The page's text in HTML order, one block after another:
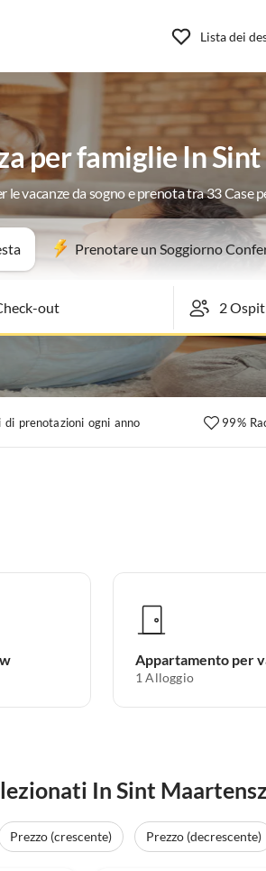
Lista dei
per famiglie In
vacanze da sogno e prenota tra 33 Case
Prenotare un Soggiorno
out
di prenotazioni ogni anno 99%
1 Alloggio
In Sint
Prezzo (crescente)
Prezzo (decrescente)
Annuncio in
Alto